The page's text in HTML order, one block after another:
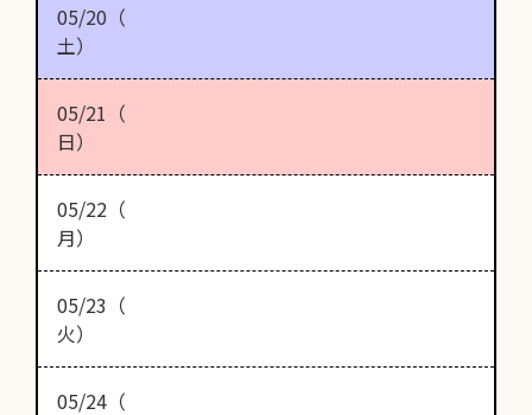
05/20（
土）
05/21（
日）
05/22（
月）
05/23（
火）
05/24（